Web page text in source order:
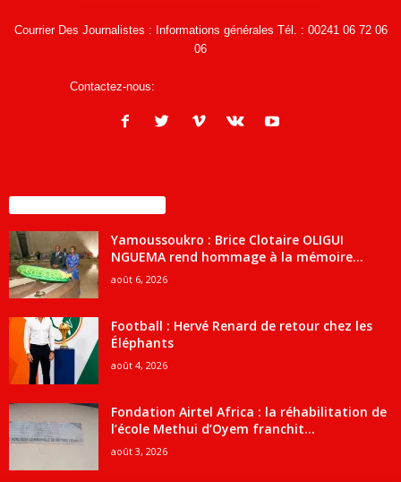
Courrier Des Journalistes : Informations générales Tél. : 00241 06 72 06
06
Contactez-nous:
Yamoussoukro : Brice Clotaire OLIGUI
NGUEMA rend hommage à la mémoire...
août 6, 2026
Football : Hervé Renard de retour chez les
Éléphants
août 4, 2026
Fondation Airtel Africa : la réhabilitation de
l’école Methui d’Oyem franchit...
août 3, 2026